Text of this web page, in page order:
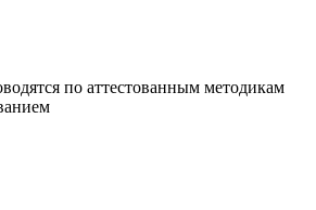
по аттестованным методикам